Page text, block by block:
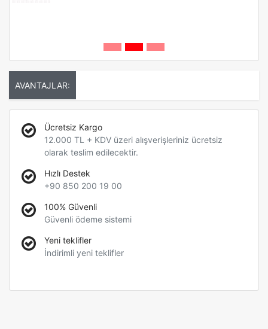
AVANTAJLAR:
Ücretsiz Kargo
12.000 TL + KDV üzeri alışverişleriniz ücretsiz
olarak teslim edilecektir.
Hızlı Destek
+90 850 200 19 00
100% Güvenli
Güvenli ödeme sistemi
Yeni teklifler
İndirimli yeni teklifler